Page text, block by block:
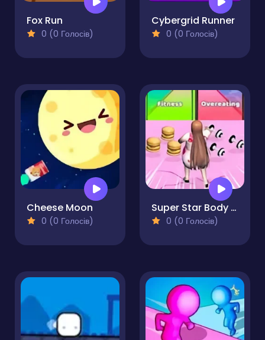
Fox Run
0 (0 Голосів)
Cybergrid Runner
0 (0 Голосів)
Cheese Moon
0 (0 Голосів)
Super Star Body Race
0 (0 Голосів)